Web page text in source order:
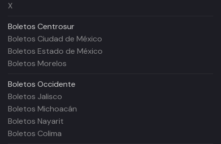
X
Boletos Centrosur
Boletos Ciudad de México
Boletos Estado de México
Boletos Morelos
Boletos Occidente
Boletos Jalisco
Boletos Michoacán
Boletos Nayarit
Boletos Colima